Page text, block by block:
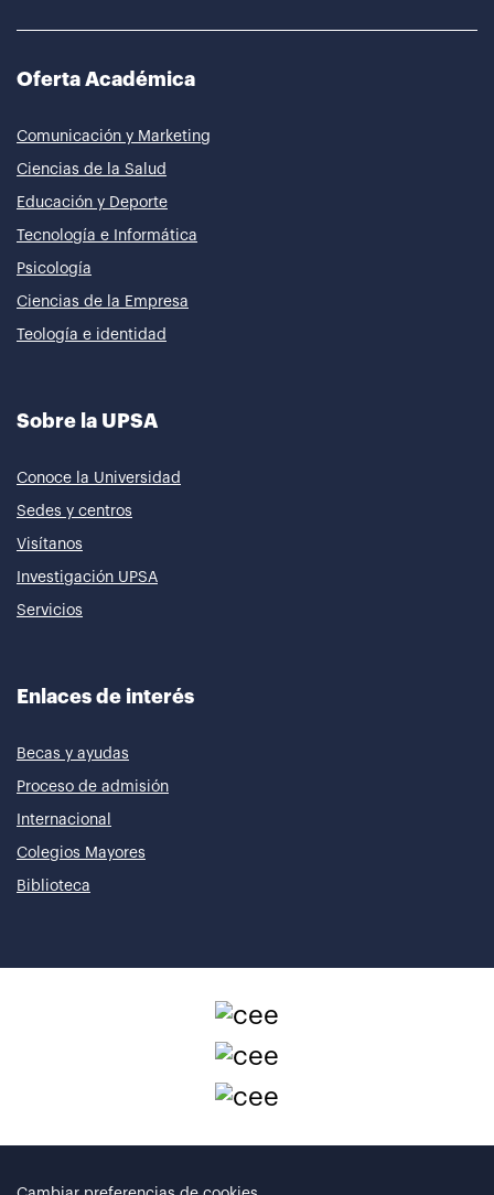
Oferta Académica
Comunicación y Marketing
Ciencias de la Salud
Educación y Deporte
Tecnología e Informática
Psicología
Ciencias de la Empresa
Teología e identidad
Sobre la UPSA
Conoce la Universidad
Sedes y centros
Visítanos
Investigación UPSA
Servicios
Enlaces de interés
Becas y ayudas
Proceso de admisión
Internacional
Colegios Mayores
Biblioteca